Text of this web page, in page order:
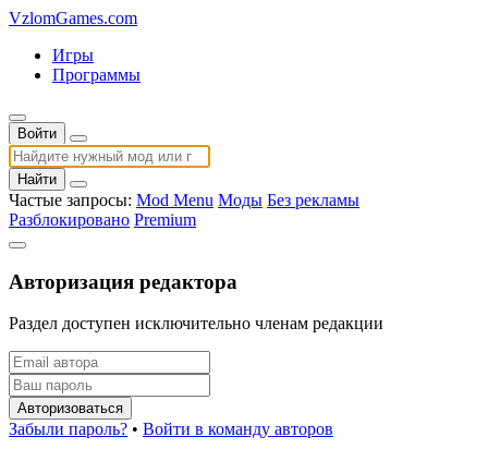
VzlomGames.com
Игры
Программы
Войти
Найти
Частые запросы: Mod Menu Моды Без рекламы
Разблокировано Premium
Авторизация редактора
Раздел доступен исключительно членам редакции
Авторизоваться
Забыли пароль? • Войти в команду авторов